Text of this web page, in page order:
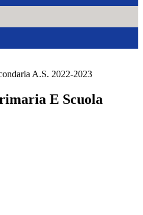
A.S. 2022-2023
E Scuola